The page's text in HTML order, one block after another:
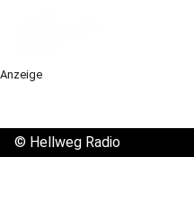
Anzeige
© Hellweg Radio